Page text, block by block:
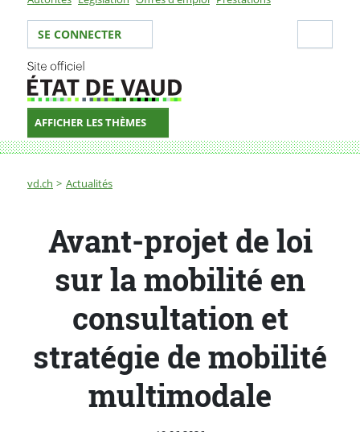
Sous-navigation
Votre identité
SE CONNECTER
AFFICHER LES THÈMES
Fil d'Ariane
vd.ch Actualités
Avant-projet de loi sur la mobilité en consultation et
Avant-projet de loi
sur la mobilité en
consultation et
stratégie de mobilité
multimodale